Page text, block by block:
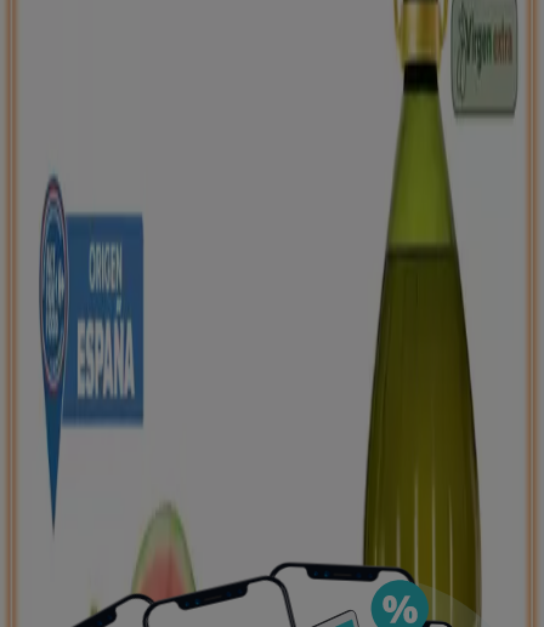
Ahorrar es aún más fácil con la aplicación.
Puedes encontrar las mejores ofertas de los
negocios más cercanos, guardarlas y crear tu lista
DESCARGA LA APLICACIÓN
Publicidad